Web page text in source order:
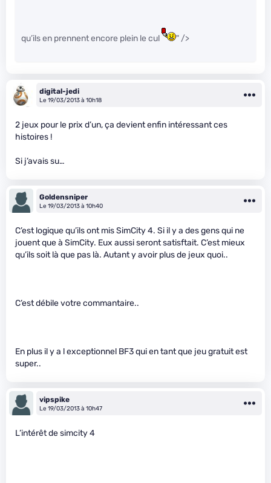
qu’ils en prennent encore plein le cul " />
digital-jedi
Le 19/03/2013 à 10h18
2 jeux pour le prix d’un, ça devient enfin intéressant ces
histoires !
Si j’avais su…
Goldensniper
Le 19/03/2013 à 10h40
C’est logique qu’ils ont mis SimCity 4. Si il y a des gens qui ne
jouent que à SimCity. Eux aussi seront satisftait. C’est mieux
qu’ils soit là que pas là. Autant y avoir plus de jeux quoi..
C’est débile votre commantaire..
En plus il y a l exceptionnel BF3 qui en tant que jeu gratuit est
super..
vipspike
Le 19/03/2013 à 10h47
L’intérêt de simcity 4